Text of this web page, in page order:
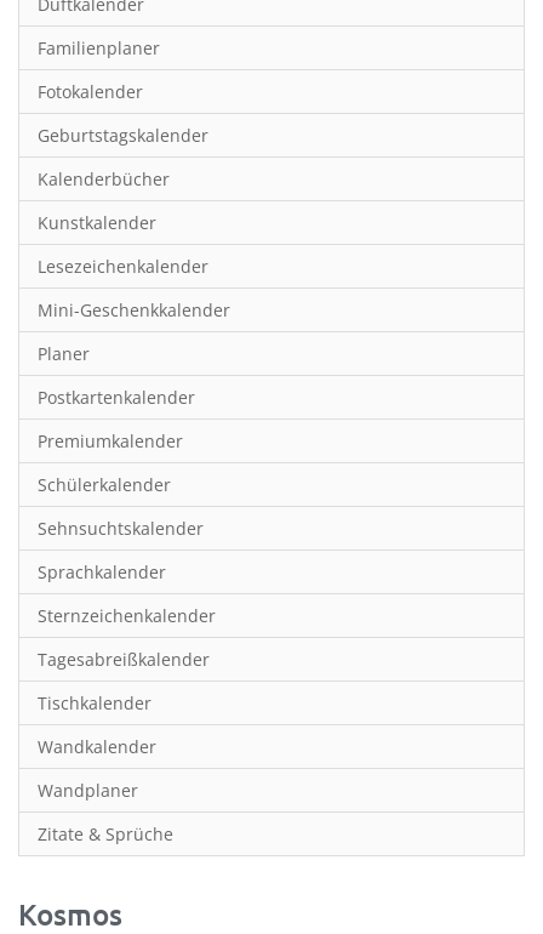
Film
Fotokunst
Frauen
Fußball
Gaming
Geburtstagskalender
Geschichte
Hobby & Basteln
Humor & Cartoon
Inspiration & Entspannung
Inspiration & Spiritualität
Kinderkalender
Kunst
Länder & Städte
Landschaft & Natur
Lifestyle
Literatur
Manga & Animé
Neutrale Kalender
Partner- & Wandplaner
Planung & Organisation
Familienplaner
Fotokalender
Geburtstagskalender
Kalenderbücher
Kunstkalender
Lesezeichenkalender
Mini-Geschenkkalender
Planer
Postkartenkalender
Premiumkalender
Schülerkalender
Sehnsuchtskalender
Sprachkalender
Sternzeichenkalender
Tagesabreißkalender
Tischkalender
Wandkalender
Wandplaner
Zitate & Sprüche
Kosmos